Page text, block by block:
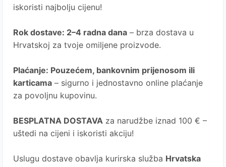
iskoristi najbolju cijenu!
Rok dostave: 2–4 radna dana – brza dostava u
Hrvatskoj za tvoje omiljene proizvode.
Plaćanje: Pouzećem, bankovnim prijenosom ili
karticama – sigurno i jednostavno online plaćanje
za povoljnu kupovinu.
BESPLATNA DOSTAVA za narudžbe iznad 100 € –
uštedi na cijeni i iskoristi akciju!
Uslugu dostave obavlja kurirska služba Hrvatska